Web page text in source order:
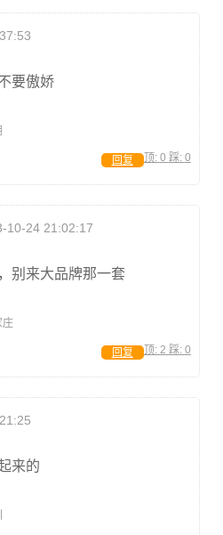
要傲娇
顶: 0 踩: 0
回复
10-24 21:02:17
别来大品牌那一套
庄
顶: 2 踩: 0
回复
来的